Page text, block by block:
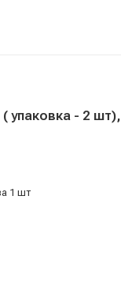
упаковка - 2 шт),
1 шт